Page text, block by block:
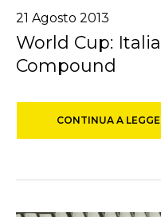
21 Agosto 2013
World Cup:
Compound
CONTINUA A